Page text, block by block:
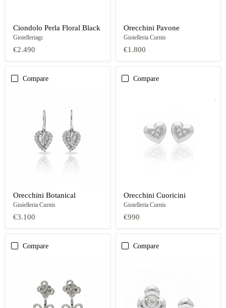
Ciondolo Perla Floral Black
Gioielleriagc
€2.490
Orecchini Pavone
Gioielleria Curnis
€1.800
Compare
Orecchini Botanical
Gioielleria Curnis
€3.100
Compare
Orecchini Cuoricini
Gioielleria Curnis
€990
Compare Compare